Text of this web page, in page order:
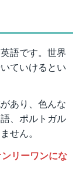
語です。世界
ていけるとい
あり、色んな
、ポルトガル
せん。
リーワンにな